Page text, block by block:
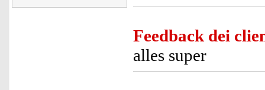
Feedback dei
alles super